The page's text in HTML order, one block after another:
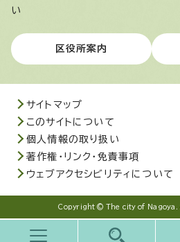
い
区役所案内
サイトマップ
このサイトについて
個人情報の取り扱い
著作権・リンク・免責事項
ウェブアクセシビリティについて
Copyright © The city of